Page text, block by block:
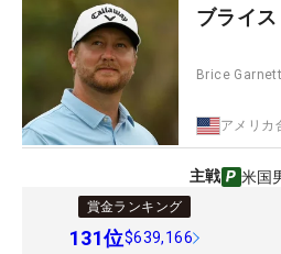
ブライ
Brice Garnett
アメリカ
主戦 米国
賞金ランキング
131位$639,166